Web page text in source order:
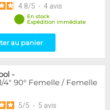
4.8/5 - 4 avis
En stock
Expédition immédiate
au panier
-
4" 90° Femelle / Femelle
5/5 - 5 avis